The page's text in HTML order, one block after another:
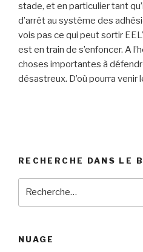
stade, et en particulier tant
d’arrêt au système des
vois pas ce qui peut sortir
est en train de s’enfoncer. A
choses importantes à
désastreux. D’où pourra venir
RECHERCHE DANS LE
NUAGE